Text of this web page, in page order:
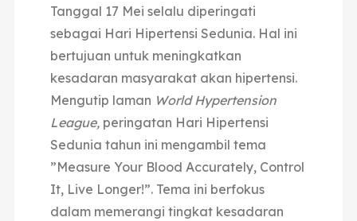
Tanggal 17 Mei selalu diperingati
sebagai Hari Hipertensi Sedunia. Hal ini
bertujuan untuk meningkatkan
kesadaran masyarakat akan hipertensi.
Mengutip laman World Hypertension
League, peringatan Hari Hipertensi
Sedunia tahun ini mengambil tema
”Measure Your Blood Accurately, Control
It, Live Longer!”. Tema ini berfokus
dalam memerangi tingkat kesadaran